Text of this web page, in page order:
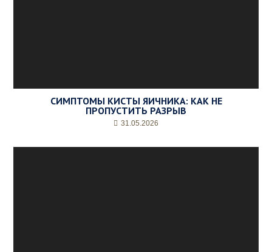
СИМПТОМЫ КИСТЫ ЯИЧНИКА: КАК НЕ
ПРОПУСТИТЬ РАЗРЫВ
31.05.2026